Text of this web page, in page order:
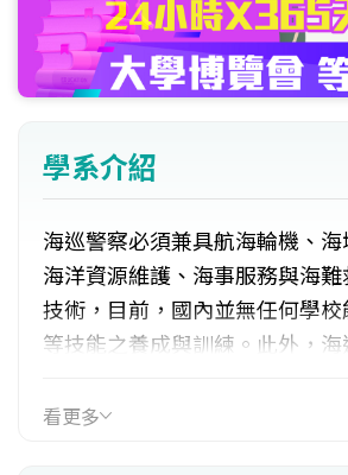
學系介紹
海巡警察必須兼具航海輪機、海
海洋資源維護、海事服務與海
技術，目前，國內並無任何學
等技能之養成與訓練。此外，
理，基於成本效益的考慮，海巡
看更多